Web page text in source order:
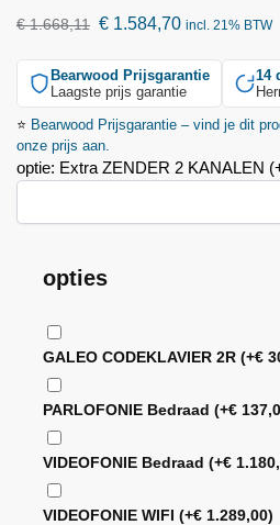
€1.668,11 € 1.584,70 incl. 21% BTW
Bearwood Prijsgarantie
Laagste prijs garantie
14
⭐ Bearwood Prijsgarantie – vind je dit
onze prijs aan.
optie: Extra ZENDER 2 KANALEN
opties
GALEO CODEKLAVIER 2R(+€
PARLOFONIE Bedraad(+€
VIDEOFONIE Bedraad(+€
VIDEOFONIE WIFI(+€ 1.289,00)